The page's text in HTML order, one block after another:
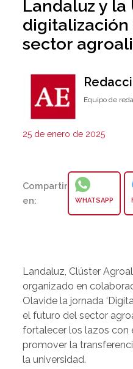
Landaluz y la
sector
Equipo de
25 de enero de 2025
Compartir
en:
WHATSAPP
Landaluz, Clúster
organizado en
Olavide la jornada
el futuro del sector
fortalecer los lazos con
promover la
la universidad.